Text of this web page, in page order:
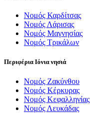
Νομός Καρδίτσας
Νομός Λάρισας
Νομός Μαγνησίας
Νομός Τρικάλων
Περιφέρια Ιόνια νησιά
Νομός Ζακύνθου
Νομός Κέρκυρας
Νομός Κεφαλληνίας
Νομός Λευκάδας